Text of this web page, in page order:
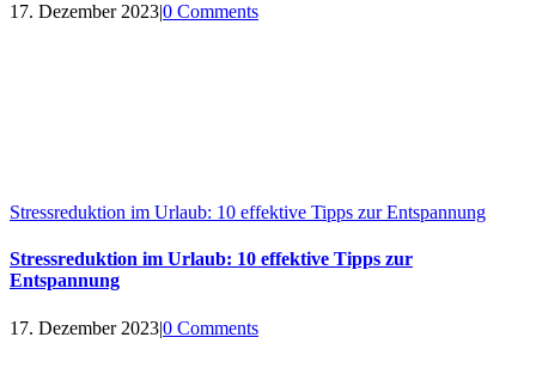
17. Dezember 2023|0 Comments
Stressreduktion im Urlaub: 10 effektive Tipps zur Entspannung
Stressreduktion im Urlaub: 10 effektive Tipps zur
Entspannung
17. Dezember 2023|0 Comments